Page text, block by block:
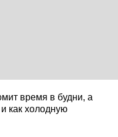
время в будни, а
как холодную